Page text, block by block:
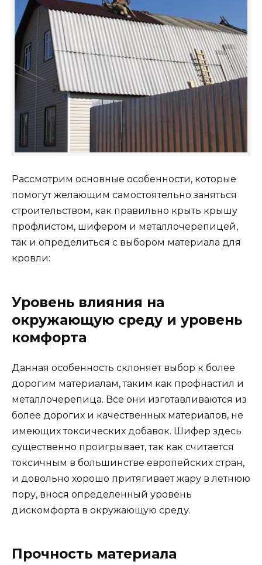
Рассмотрим основные особенности, которые
помогут желающим самостоятельно заняться
строительством, как правильно крыть крышу
профлистом, шифером и металлочерепицей,
так и определиться с выбором материала для
кровли:
Уровень влияния на
окружающую среду и уровень
комфорта
Данная особенность склоняет выбор к более
дорогим материалам, таким как профнастил и
металлочерепица. Все они изготавливаются из
более дорогих и качественных материалов, не
имеющих токсических добавок. Шифер здесь
существенно проигрывает, так как считается
токсичным в большинстве европейских стран,
и довольно хорошо притягивает жару в летнюю
пору, внося определенный уровень
дискомфорта в окружающую среду.
Прочность материала